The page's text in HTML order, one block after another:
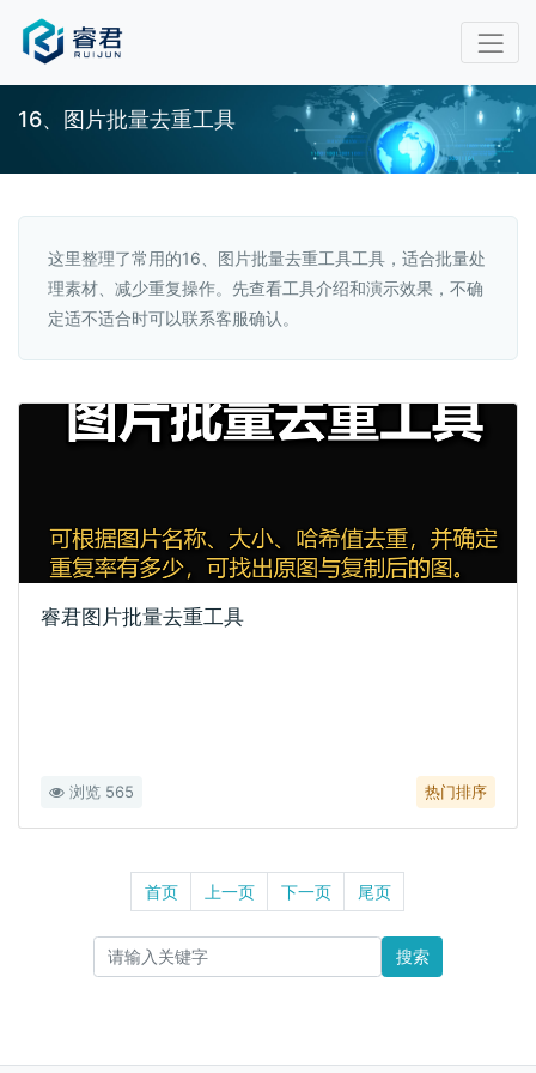
16、图片批量去重工具
这里整理了常用的16、图片批量去重工具工具，适合批量处
理素材、减少重复操作。先查看工具介绍和演示效果，不确
定适不适合时可以联系客服确认。
睿君图片批量去重工具
浏览 565 热门排序
首页 上一页 下一页 尾页
搜索